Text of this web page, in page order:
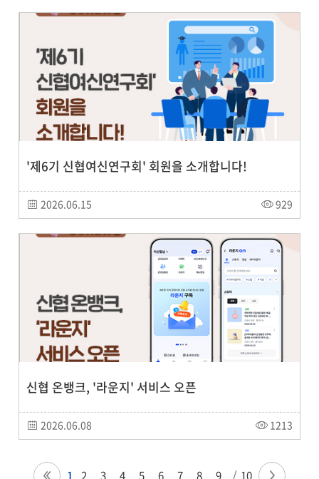
'제6기 신협여신연구회' 회원을 소개합니다!
2026.06.15 929
신협 온뱅크, '라운지' 서비스 오픈
2026.06.08 1213
1 2 3 4 5 6 7 8 9 10